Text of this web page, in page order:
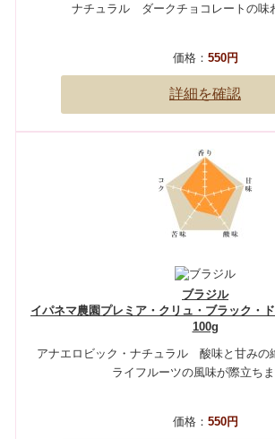
ナチュラル ダークチョコレートの味
価格： 550円
詳細を確認
ブラジル
イパネマ農園プレミア・クリュ・ブラック・
100g
アナエロビック・ナチュラル 酸味と甘みの
ライフルーツの風味が際立ちま
価格： 550円